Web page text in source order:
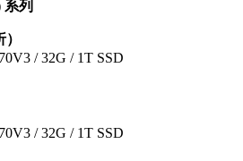
系列
/ 32G / 1T SSD
/ 32G / 1T SSD